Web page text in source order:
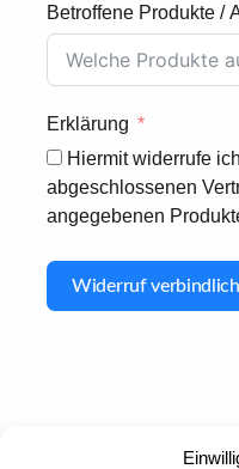
Betroffene Produkte /
Erklärung
Hiermit widerrufe
abgeschlossenen
angegebenen
Widerruf